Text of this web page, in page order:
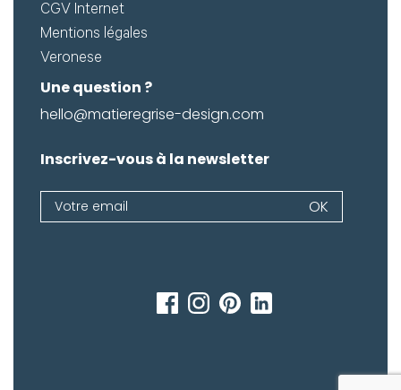
CGV Internet
Mentions légales
Veronese
Une question ?
hello@matieregrise-design.com
Inscrivez-vous à la newsletter
Newsletter
OK